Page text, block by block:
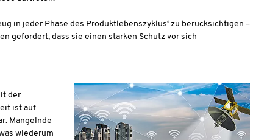
in jeder Phase des Produktlebenszyklus‘ zu berücksichtigen –
gefordert, dass sie einen starken Schutz vor sich
der
ist auf
Mangelnde
wiederum